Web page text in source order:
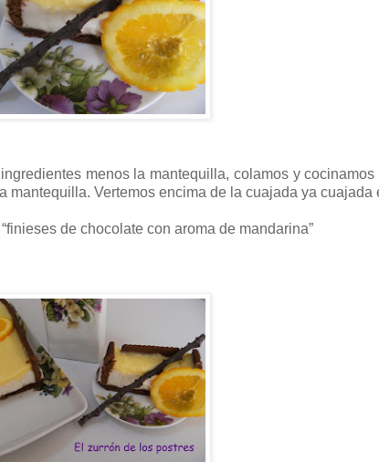
menos la mantequilla, colamos y
mantequilla. Vertemos encima de la cuajada ya cuajada
de chocolate con aroma de mandarina”